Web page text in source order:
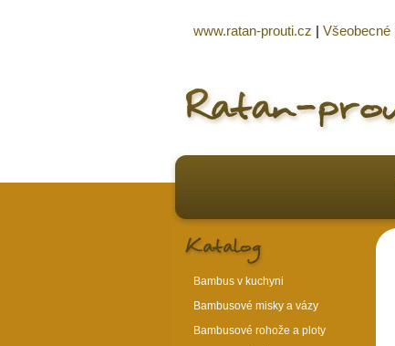
Bambus v kuchyni
Bambusové misky a vázy
Bambusové rohože a ploty
www.ratan-prouti.cz | Všeobecné